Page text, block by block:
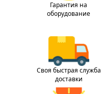
Гарантия на
оборудование
Своя быстрая служба
доставки